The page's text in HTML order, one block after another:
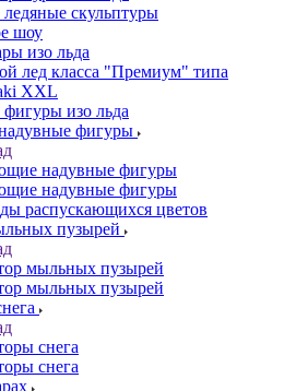
скульптуры
шоу
изо льда
лед класса "Премиум" типа
XXL
изо льда
фигуры
надувные фигуры
надувные фигуры
распускающихся цветов
пузырей
мыльных пузырей
мыльных пузырей
снега
снега